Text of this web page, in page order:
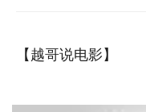
【越哥说电影】